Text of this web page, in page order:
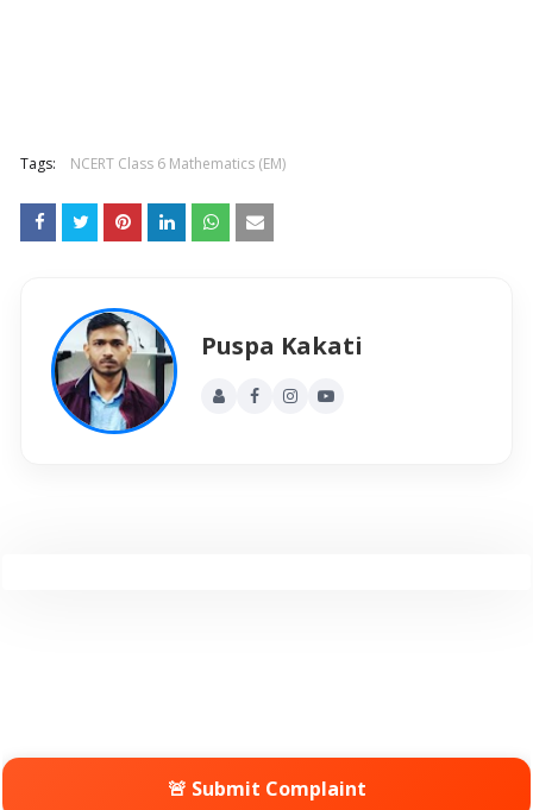
Tags: NCERT Class 6 Mathematics (EM)
Puspa Kakati
🚨 Submit Complaint